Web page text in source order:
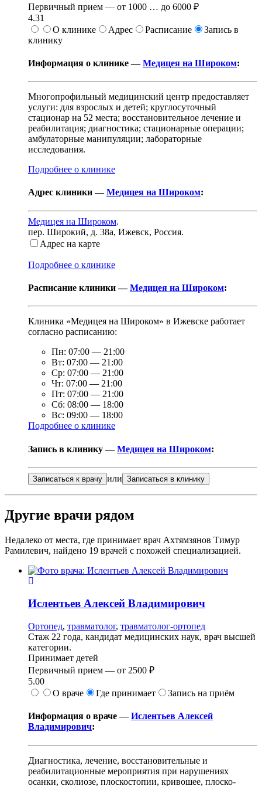
Первичный прием — от 1000 … до 6000 ₽
4.31
О клинике
Адрес Расписание
Запись в
клинику
Информация о клинике —Медицея на Широком:
Многопрофильный медицинский центр предоставляет
услуги: для взрослых и детей; круглосуточный
стационар на 52 места; восстановительное лечение и
реабилитация; диагностика; стационарные операции;
амбулаторные манипуляции; лабораторные
исследования.
Подробнее о клинике
Адрес клиники —Медицея на Широком:
Медицея на Широком.
пер. Широкий, д. 38а, Ижевск, Россия.
Адрес на карте
Подробнее о клинике
Расписание клиники —Медицея на Широком:
Клиника «Медицея на Широком» в Ижевске работает
согласно расписанию:
Пн: 07:00 — 21:00
Вт: 07:00 — 21:00
Ср: 07:00 — 21:00
Чт: 07:00 — 21:00
Пт: 07:00 — 21:00
Сб: 08:00 — 18:00
Вс: 09:00 — 18:00
Подробнее о клинике
Запись в клинику —Медицея на Широком:
Записаться к врачу или Записаться в клинику
Другие врачи рядом
Недалеко от места, где принимает врач Ахтямзянов Тимур
Рамилевич, найдено 19 врачей с похожей специализацией.
Ислентьев Алексей Владимирович
Ортопед, травматолог, травматолог-ортопед
Стаж 22 года, кандидат медицинских наук, врач высшей
категории.
Принимает детей
Первичный прием — от 2500 ₽
5.00
О враче
Где принимает Запись на приём
Информация о враче —Ислентьев Алексей
Владимирович:
Диагностика, лечение, восстановительные и
реабилитационные мероприятия при нарушениях
осанки, сколиозе, плоскостопии, кривошее, плоско-